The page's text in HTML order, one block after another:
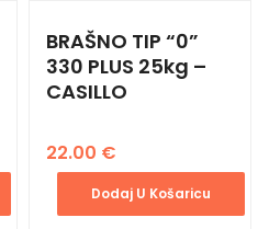
BRAŠNO TIP “0”
330 PLUS 25kg –
CASILLO
22.00 €
Dodaj U Košaricu